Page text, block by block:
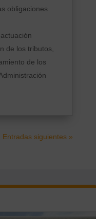
obligaciones
de los tributos,
de los
Entradas siguientes »